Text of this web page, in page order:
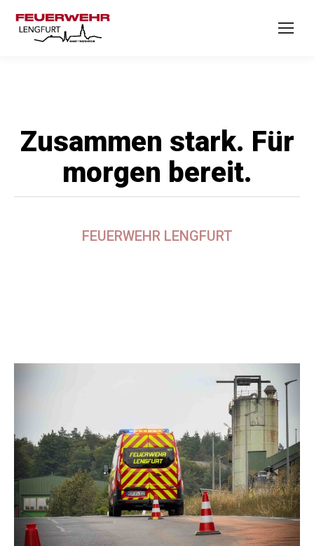
Zusammen stark. Für
morgen bereit.
FEUERWEHR LENGFURT